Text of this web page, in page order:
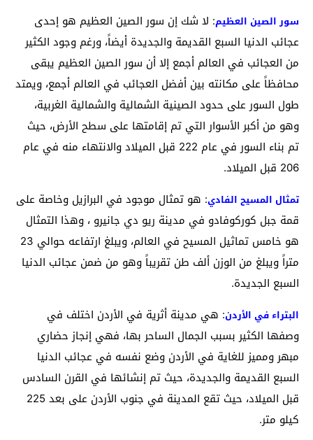
سور الصين العظيم: لا شك إن سور الصين العظيم هو إحدى
عجائب الدنيا السبع القديمة والجديدة أيضاً، ورغم وجود الكثير
من العجائب في العالم أجمع إلا أن سور الصين العظيم يبقى
محافظاً على مكانته بين أفضل العجائب في العالم أجمع، ويمتد
طول السور على حدود الصينية الشمالية والشمالية الغربية،
وهو من أكبر الأسوار التي تم إقامتها على سطح الأرض، حيث
تم بناء السور في عام 222 قبل الميلاد والانتهاء منه في عام
206 قبل الميلاد.
تمثال المسيح الفادي: هو تمثال موجود في البرازيل وخاصة على
قمة جبل كوركوفادو في مدينة ريو دي جانيرو ، وهذا التمثال
هو خامس تماثيل المسيح في العالم، ويبلغ ارتفاعه حوالي 23
متراً ويبلغ من الوزن ألف طن تقريباً وهو من ضمن عجائب الدنيا
السبع الجديدة.
البتراء في الأردن: هي مدينة أثرية في الأردن اختلف في
وصفها الكثير بسبب الجمال الساحر بها، فهي إنجاز حضاري
مبهر ومميز للغاية في الأردن وضع نفسه في عجائب الدنيا
السبع القديمة والجديدة، حيث تم إنشائها في القرن السادس
قبل الميلاد، حيث تقع المدينة في جنوب الأردن على بعد 225
كيلو متر.